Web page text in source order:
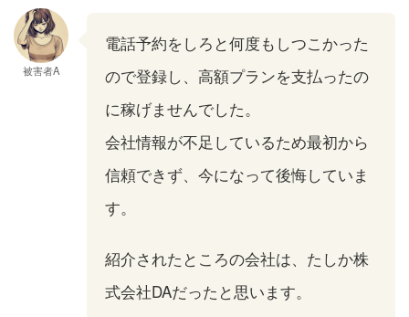
被害者A
電話予約をしろと何度もしつこかった
ので登録し、高額プランを支払ったの
に稼げませんでした。
会社情報が不足しているため最初から
信頼できず、今になって後悔していま
す。
紹介されたところの会社は、たしか株
式会社DAだったと思います。